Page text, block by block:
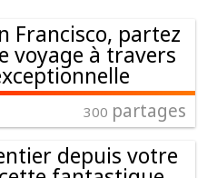
Francisco, partez
voyage à travers
300 partages
depuis votre